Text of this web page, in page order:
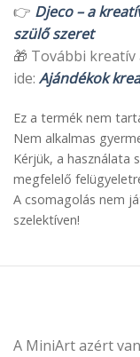
👉 Djeco – a
szülő szeret
🎁 További
ide: Ajándékok
Ez a termék nem
Nem alkalmas
Kérjük, a használata
megfelelő
A csomagolás nem
szelektíven!
A MiniArt azért